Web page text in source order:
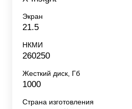
Экран
21.5
НКМИ
260250
Жесткий диск, Гб
1000
Страна изготовления